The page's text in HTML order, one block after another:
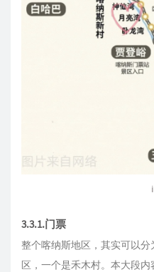
3.3.1.门票
整个喀纳斯地区，其实可以
区，一个是禾木村。本大段